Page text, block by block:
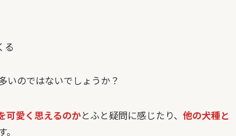
る
いのではないでしょうか？
可愛く思えるのかとふと疑問に感じたり、 他の犬種と